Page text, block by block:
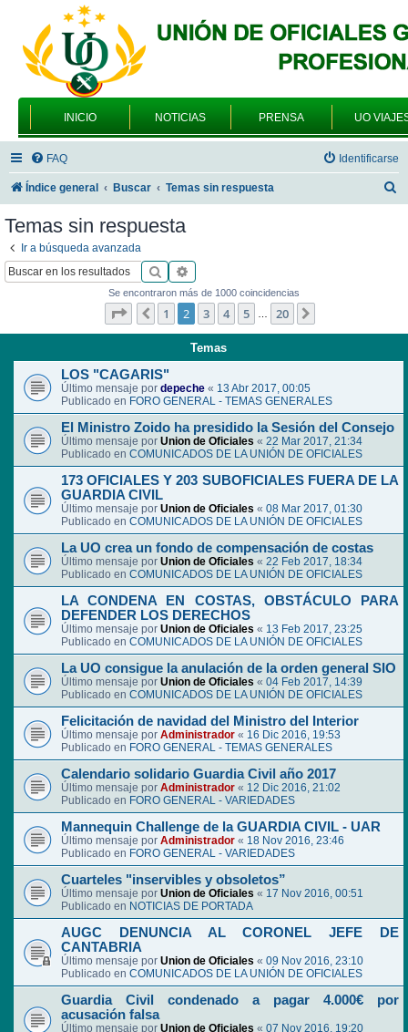
INICIO NOTICIAS PRENSA UO
FAQ Identificarse
Índice general Buscar Temas sin respuesta
Temas sin respuesta
Ir a búsqueda avanzada
Buscar
Se encontraron más de 1000 coincidencias
Página de 20
Anterior
1 2 3 4 5 … 20
Temas
LOS "CAGARIS"
Último mensaje por depeche « 13 Abr 2017, 00:05
Publicado en FORO GENERAL - TEMAS GENERALES
El Ministro Zoido ha presidido la Sesión del Consejo
Último mensaje por Union de Oficiales « 22 Mar 2017, 21:34
Publicado en COMUNICADOS DE LA UNIÓN DE OFICIALES
173 OFICIALES Y 203 SUBOFICIALES FUERA DE LA
GUARDIA CIVIL
Último mensaje por Union de Oficiales « 08 Mar 2017, 01:30
Publicado en COMUNICADOS DE LA UNIÓN DE OFICIALES
La UO crea un fondo de compensación de costas
Último mensaje por Union de Oficiales « 22 Feb 2017, 18:34
Publicado en COMUNICADOS DE LA UNIÓN DE OFICIALES
LA CONDENA EN COSTAS, OBSTÁCULO PARA
DEFENDER LOS DERECHOS
Último mensaje por Union de Oficiales « 13 Feb 2017, 23:25
Publicado en COMUNICADOS DE LA UNIÓN DE OFICIALES
La UO consigue la anulación de la orden general SIO
Último mensaje por Union de Oficiales « 04 Feb 2017, 14:39
Publicado en COMUNICADOS DE LA UNIÓN DE OFICIALES
Felicitación de navidad del Ministro del Interior
Último mensaje por Administrador « 16 Dic 2016, 19:53
Publicado en FORO GENERAL - TEMAS GENERALES
Calendario solidario Guardia Civil año 2017
Último mensaje por Administrador « 12 Dic 2016, 21:02
Publicado en FORO GENERAL - VARIEDADES
Mannequin Challenge de la GUARDIA CIVIL - UAR
Último mensaje por Administrador « 18 Nov 2016, 23:46
Publicado en FORO GENERAL - VARIEDADES
Cuarteles "inservibles y obsoletos”
Último mensaje por Union de Oficiales « 17 Nov 2016, 00:51
Publicado en NOTICIAS DE PORTADA
AUGC DENUNCIA AL CORONEL JEFE DE
CANTABRIA
Último mensaje por Union de Oficiales « 09 Nov 2016, 23:10
Publicado en COMUNICADOS DE LA UNIÓN DE OFICIALES
Guardia Civil condenado a pagar 4.000€ por
acusación falsa
Último mensaje por Union de Oficiales « 07 Nov 2016, 19:20